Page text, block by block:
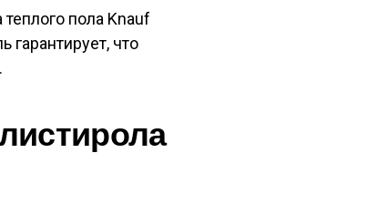
пола Knauf
гарантирует, что